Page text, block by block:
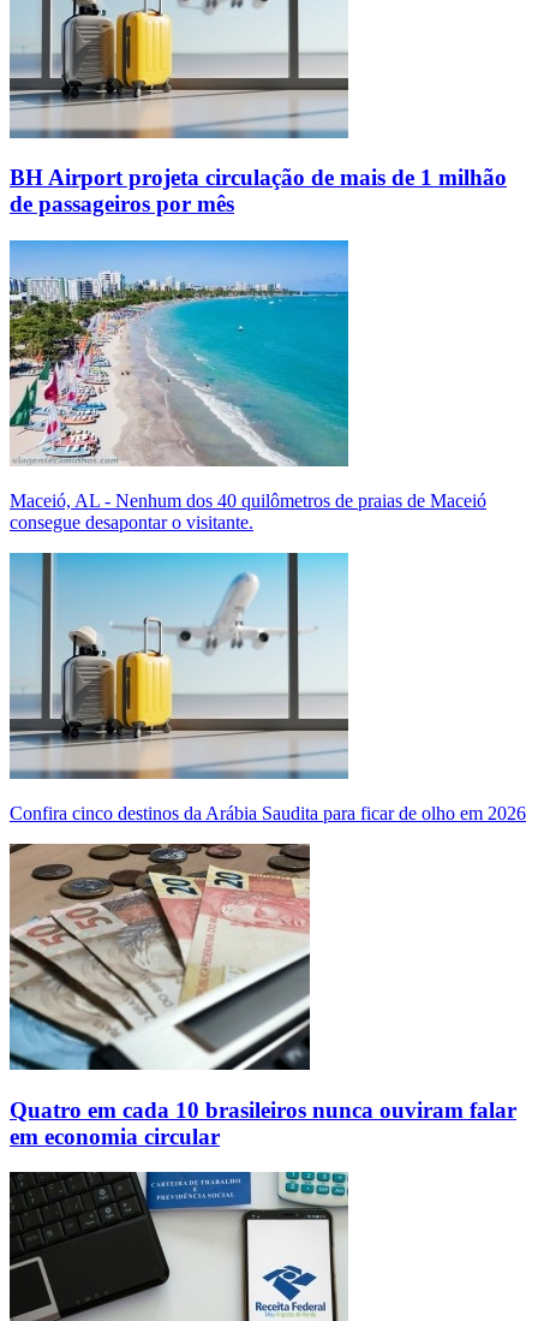
BH Airport projeta circulação de mais de 1 milhão
de passageiros por mês
Maceió, AL - Nenhum dos 40 quilômetros de praias de Maceió
consegue desapontar o visitante.
Confira cinco destinos da Arábia Saudita para ficar de olho em 2026
Quatro em cada 10 brasileiros nunca ouviram falar
em economia circular